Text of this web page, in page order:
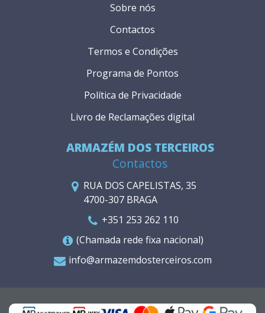
ARMAZÉM DOS TERCEIROS
Contactos
RUA DOS CAPELISTAS, 35
4700-307 BRAGA
+351 253 262 110
(Chamada rede fixa nacional)
info@armazemdosterceiros.com
Sobre nós
Contactos
Termos e Condições
Programa de Pontos
Política de Privacidade
Livro de Reclamações digital